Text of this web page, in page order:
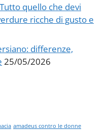
quello che devi
ricche di gusto e
differenze,
25/05/2026
amadeus contro le donne